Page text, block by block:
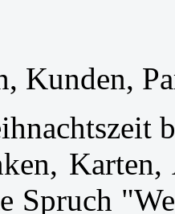
Kunden,
Spruch